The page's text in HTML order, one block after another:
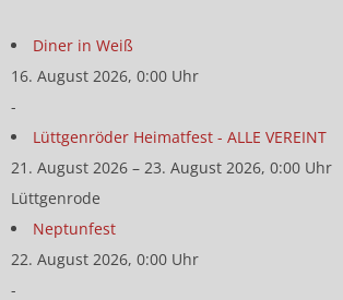
Diner in Weiß
16. August 2026, 0:00 Uhr
-
Lüttgenröder Heimatfest - ALLE VEREINT
21. August 2026 – 23. August 2026, 0:00 Uhr
Lüttgenrode
Neptunfest
22. August 2026, 0:00 Uhr
-